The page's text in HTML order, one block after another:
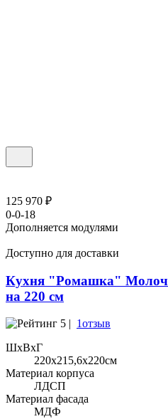
125 970 ₽
0-0-18
Дополняется модулями
Доступно для доставки
Кухня "Ромашка"
на 220 см
5 | 1отзыв
ШхВхГ
220x215,6х220см
Материал корпуса
ЛДСП
Материал фасада
МДФ